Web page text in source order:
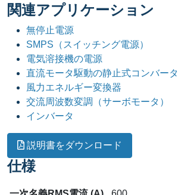
関連アプリケーション
無停止電源
SMPS（スイッチング電源）
電気溶接機の電源
直流モータ駆動の静止式コンバータ
風力エネルギー変換器
交流周波数変調（サーボモータ）
インバータ
説明書をダウンロード
仕様